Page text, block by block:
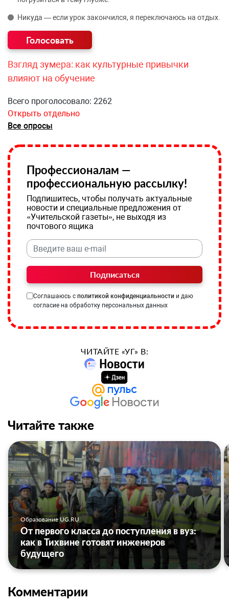
Никуда — если урок закончился, я переключаюсь на отдых.
Взгляд зумера: как культурные привычки
влияют на обучение
Всего проголосовало: 2262
Открыть отдельно
Все опросы
Профессионалам —
профессиональную рассылку!
Подпишитесь, чтобы получать актуальные
новости и специальные предложения от
«Учительской газеты», не выходя из
почтового ящика
Подписаться
Соглашаюсь с политикой конфиденциальности и даю
согласие на обработку персональных данных
ЧИТАЙТЕ «УГ» В:
Читайте также
Образование UG.RU
От первого класса до поступления в вуз:
как в Тихвине готовят инженеров
будущего
Комментарии